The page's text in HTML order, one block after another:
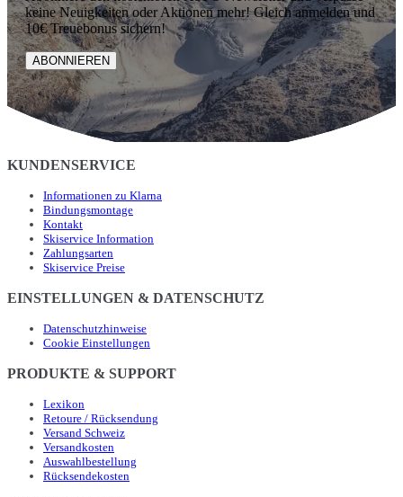
keine Neuigkeiten oder Aktionen mehr! Gleich anmelden und
10€ Treuebonus sichern!
ABONNIEREN
KUNDENSERVICE
Informationen zu Klarna
Bindungsmontage
Kontakt
Skiservice Information
Zahlungsarten
Skiservice Preise
EINSTELLUNGEN & DATENSCHUTZ
Datenschutzhinweise
Cookie Einstellungen
PRODUKTE & SUPPORT
Lexikon
Retoure / Rücksendung
Versand Schweiz
Versandkosten
Auswahlbestellung
Rücksendekosten